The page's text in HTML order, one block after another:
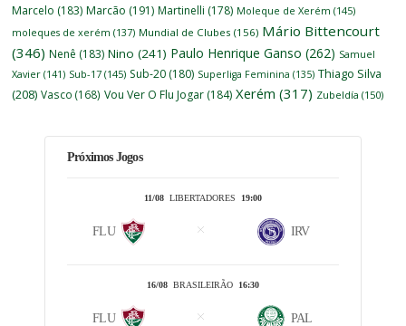
Marcelo (183) Marcão (191) Martinelli (178) Moleque de Xerém (145)
moleques de xerém (137) Mundial de Clubes (156) Mário Bittencourt
(346) Nenê (183) Nino (241) Paulo Henrique Ganso (262) Samuel
Xavier (141) Sub-17 (145) Sub-20 (180) Superliga Feminina (135) Thiago Silva
(208) Vasco (168) Vou Ver O Flu Jogar (184) Xerém (317) Zubeldía (150)
Próximos Jogos
11/08LIBERTADORES 19:00
FLU IRV
16/08BRASILEIRÃO 16:30
FLU PAL